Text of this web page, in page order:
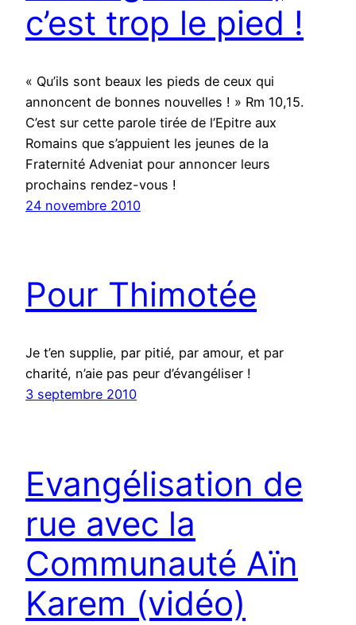
c’est trop le pied !
« Qu’ils sont beaux les pieds de ceux qui
annoncent de bonnes nouvelles ! » Rm 10,15.
C’est sur cette parole tirée de l’Epitre aux
Romains que s’appuient les jeunes de la
Fraternité Adveniat pour annoncer leurs
prochains rendez-vous !
24 novembre 2010
Pour Thimotée
Je t’en supplie, par pitié, par amour, et par
charité, n’aie pas peur d’évangéliser !
3 septembre 2010
Evangélisation de
rue avec la
Communauté Aïn
Karem (vidéo)